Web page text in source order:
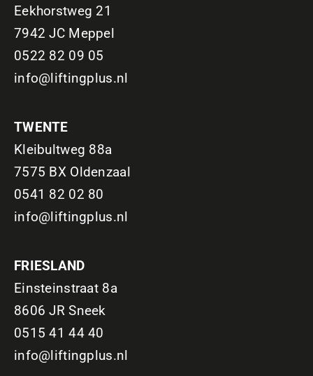
Eekhorstweg 21
7942 JC Meppel
0522 82 09 05
info@liftingplus.nl
TWENTE
Kleibultweg 88a
7575 BX Oldenzaal
0541 82 02 80
info@liftingplus.nl
FRIESLAND
Einsteinstraat 8a
8606 JR Sneek
0515 41 44 40
info@liftingplus.nl